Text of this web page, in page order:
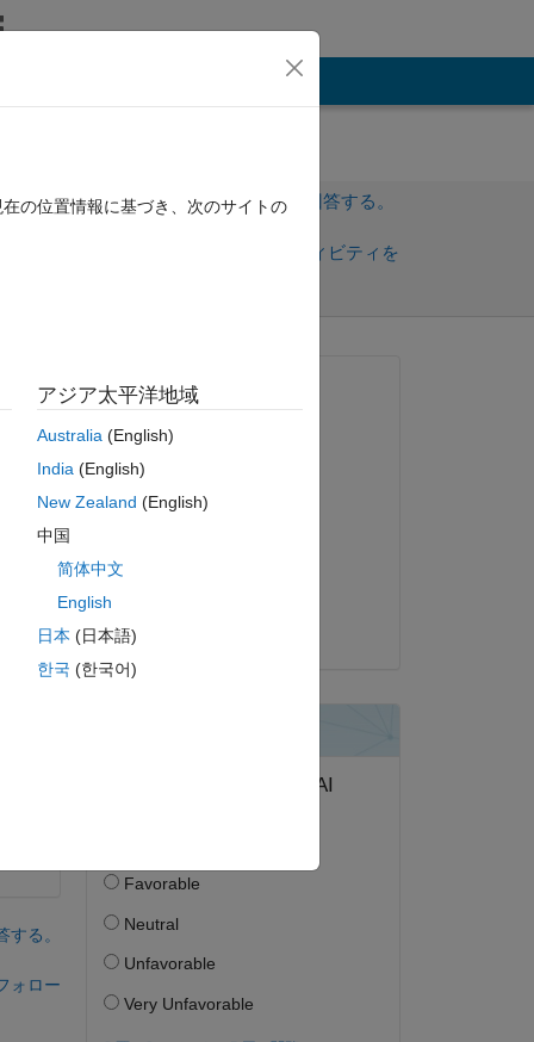
サインインしてこの質問に回答する。
サインインしてアクティビティを
る。
ォロー
質問済み:
2023 年 3 月 23 日
回答済み:
採用済み:
の位置情報に基づき、次のサイトの
アジア太平洋地域
Australia(English)
India(English)
New Zealand (English)
中国
简体中文
English
日本 (日本語)
한국 (한국어)